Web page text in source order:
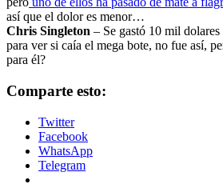
así que el dolor es menor…
Chris Singleton – Se gastó 10 mil
para ver si caía el mega bote, no fue así,
para él?
Comparte esto:
Twitter
Facebook
WhatsApp
Telegram